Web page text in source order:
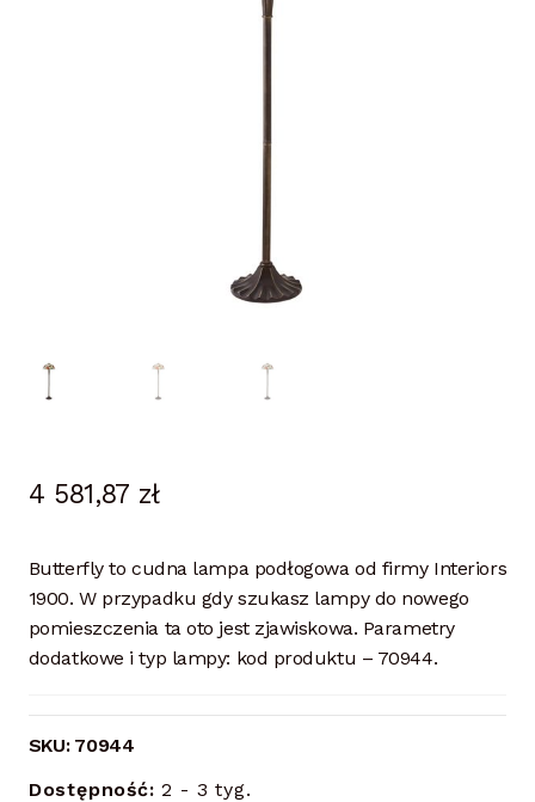
4 581,87 zł
Butterfly to cudna lampa podłogowa od firmy Interiors
1900. W przypadku gdy szukasz lampy do nowego
pomieszczenia ta oto jest zjawiskowa. Parametry
dodatkowe i typ lampy: kod produktu – 70944.
SKU: 70944
Dostępność: 2 - 3 tyg.